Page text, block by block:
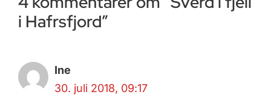
i Hafrsfjord”
Ine
30. juli 2018, 09:17